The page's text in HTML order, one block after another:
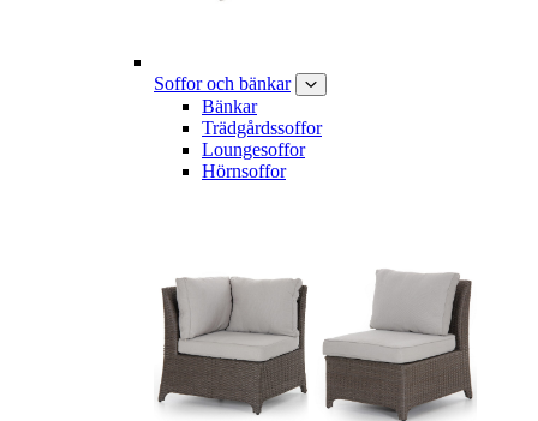
Soffor och bänkar
Bänkar
Trädgårdssoffor
Loungesoffor
Hörnsoffor